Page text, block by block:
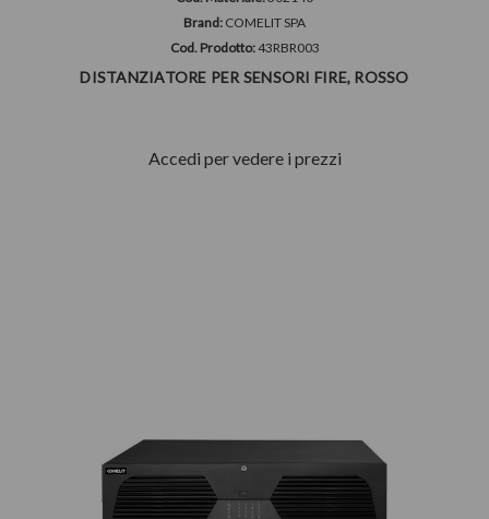
Brand: COMELIT SPA
Cod. Prodotto:43RBR003
DISTANZIATORE PER SENSORI FIRE, ROSSO
Accedi per vedere i prezzi